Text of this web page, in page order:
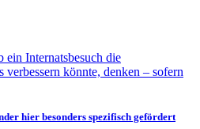
ein Internatsbesuch die
könnte, denken – sofern
hier besonders spezifisch gefördert